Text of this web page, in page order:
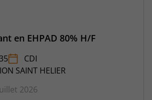
en EHPAD 80% H/F
CDI
SAINT HELIER
2026